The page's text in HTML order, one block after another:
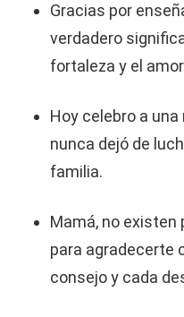
Gracias por
verdadero
fortaleza y el
Hoy celebro a
nunca dejó de
familia.
Mamá, no
para agradecerte
consejo y cada